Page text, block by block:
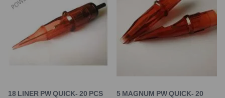
18 LINER PW QUICK- 20 PCS
5 MAGNUM PW QUICK- 20